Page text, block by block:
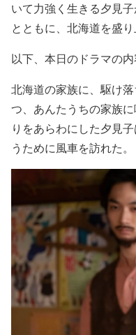
いて力強く生きる夕見
とともに、北海道を盛り
以下、本日のドラマの内
北海道の家族に、駆け
つ、あんたうちの家族
りをあらわにした夕見
うために風車を訪れた。